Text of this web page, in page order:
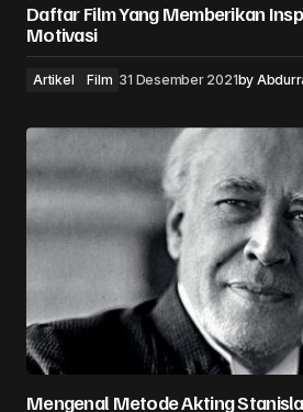
Daftar Film Yang Memberikan
Motivasi
Artikel Film 31 Desember 2021by
Mengenal Metode Akting